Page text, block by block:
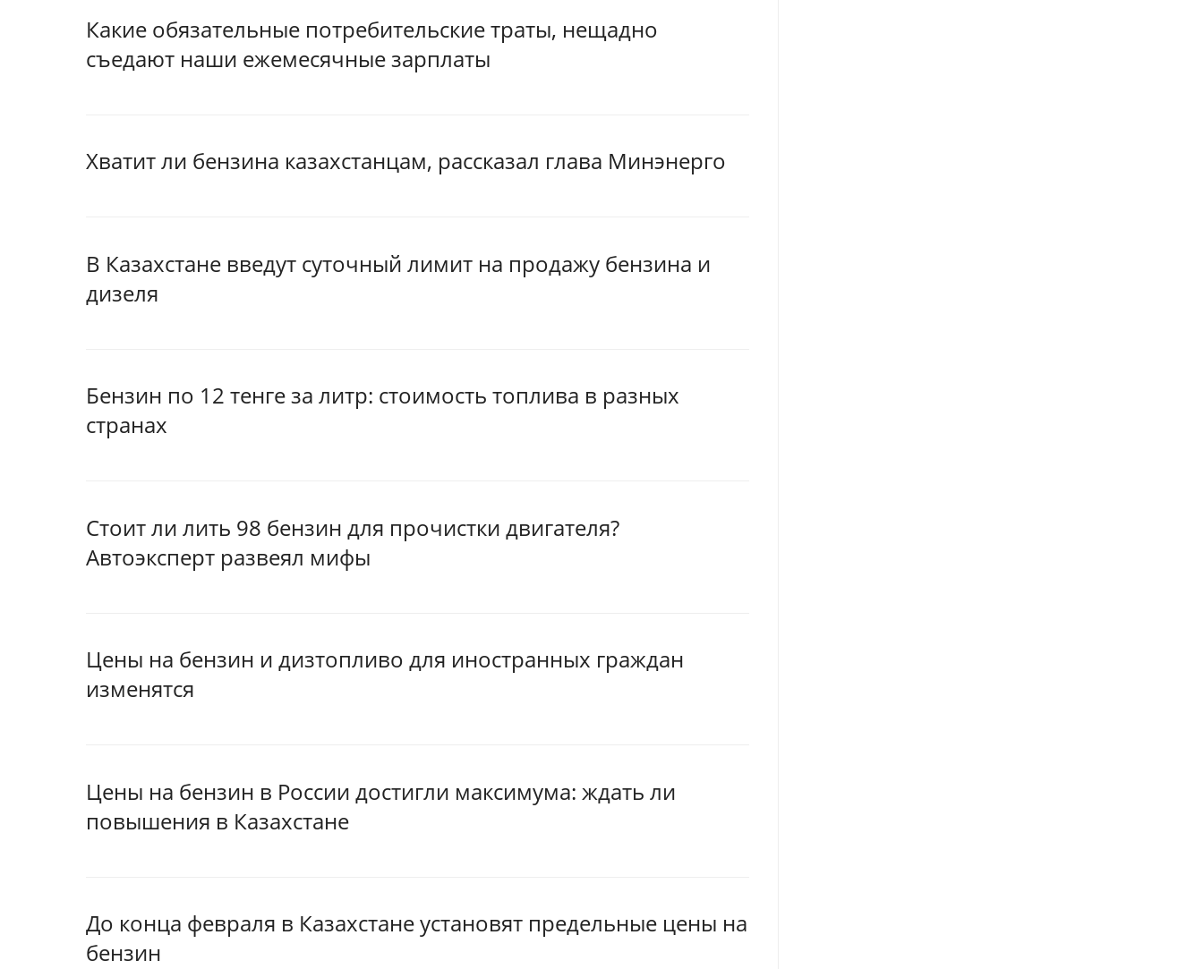
Какие обязательные потребительские траты, нещадно
съедают наши ежемесячные зарплаты
Хватит ли бензина казахстанцам, рассказал глава Минэнерго
В Казахстане введут суточный лимит на продажу бензина и
дизеля
Бензин по 12 тенге за литр: стоимость топлива в разных
странах
Стоит ли лить 98 бензин для прочистки двигателя?
Автоэксперт развеял мифы
Цены на бензин и дизтопливо для иностранных граждан
изменятся
Цены на бензин в России достигли максимума: ждать ли
повышения в Казахстане
До конца февраля в Казахстане установят предельные цены на
бензин